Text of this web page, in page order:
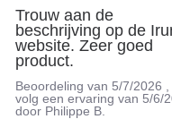
Trouw aan de
beschrijving op de
website. Zeer goed
product.
Beoordeling van 5/7/2026
volg een ervaring van 5/6/
door Philippe B.